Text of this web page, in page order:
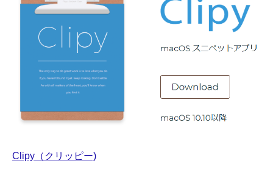
Clipy（クリッピー)